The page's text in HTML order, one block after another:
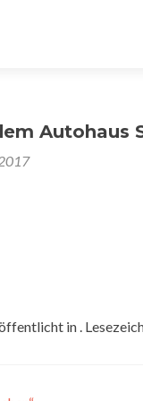
Autohaus
in .